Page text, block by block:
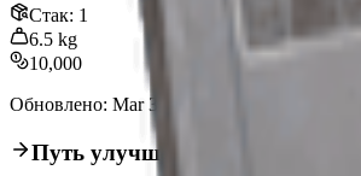
Стак: 1
6.5 kg
10,000
Обновлено: Mar 31, 2026
Путь улучшения